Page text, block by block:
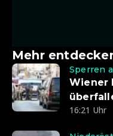
Mehr
Sperren
Wiener
16:21 Uhr